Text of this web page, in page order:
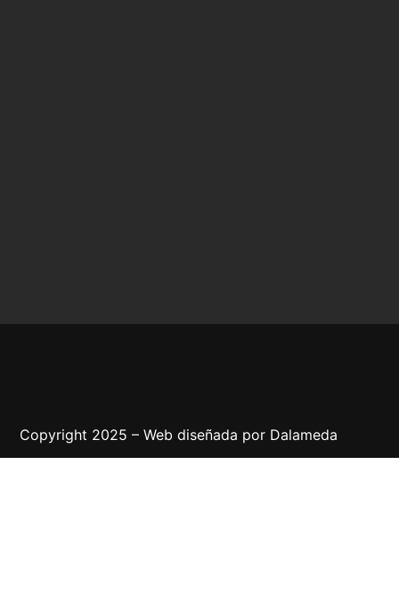
Copyright 2025 – Web diseñada por Dalameda